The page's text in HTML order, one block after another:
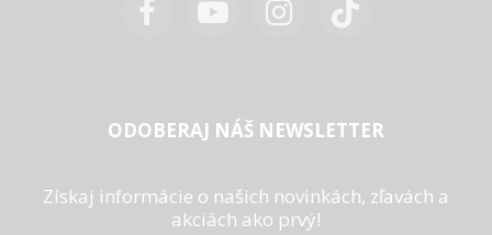
ODOBERAJ NÁŠ NEWSLETTER
Získaj informácie o našich novinkách, zľavách a
akciách ako prvý!